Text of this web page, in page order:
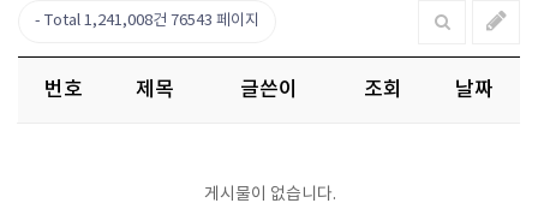
Total 1,241,008건 76543 페이지
번호 제목 글쓴이 조회 날짜
게시물이 없습니다.